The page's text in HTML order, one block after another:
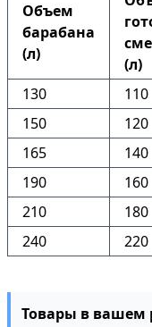
Объем
барабана
(л)
(л)
130 110
150
120
165
140
190
160
210
180
240
220
Товары в вашем